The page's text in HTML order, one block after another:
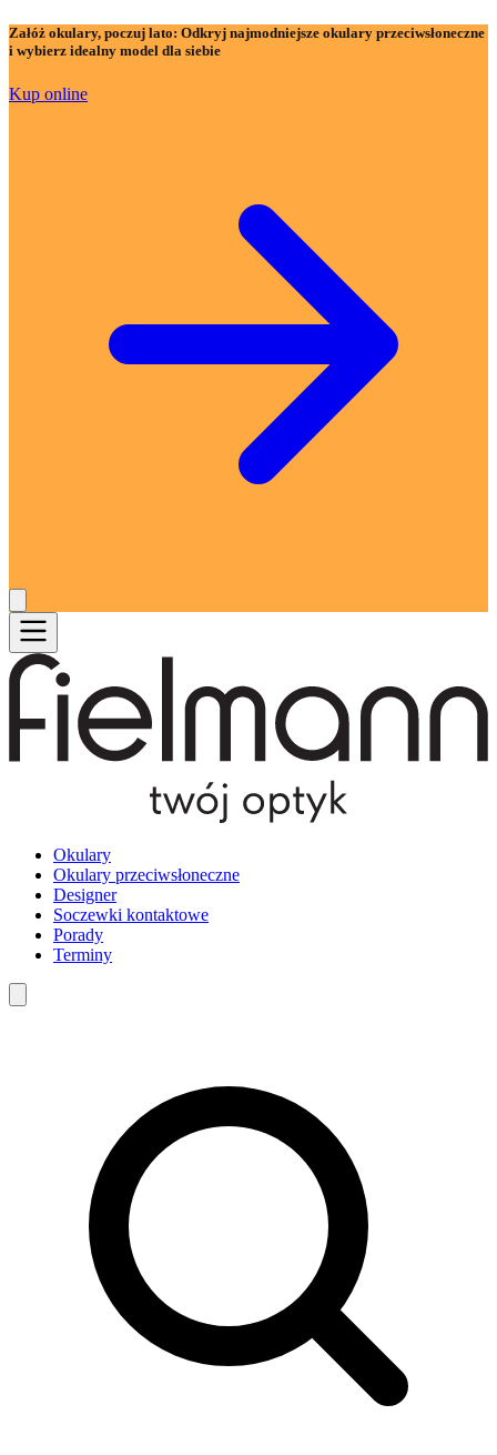
Załóż okulary, poczuj lato: Odkryj najmodniejsze okulary przeciwsłoneczne
i wybierz idealny model dla siebie
Kup online
Okulary
Okulary przeciwsłoneczne
Designer
Soczewki kontaktowe
Porady
Terminy